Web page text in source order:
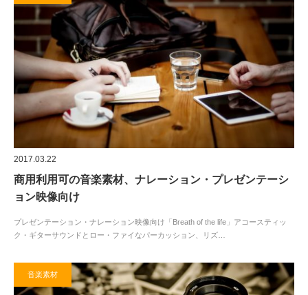
2017.03.22
商用利用可の音楽素材、ナレーション・プレゼンテーシ
ョン映像向け
プレゼンテーション・ナレーション映像向け「Breath of the life」アコースティッ
ク・ギターサウンドとロー・ファイなパーカッション、リズ…
音楽素材